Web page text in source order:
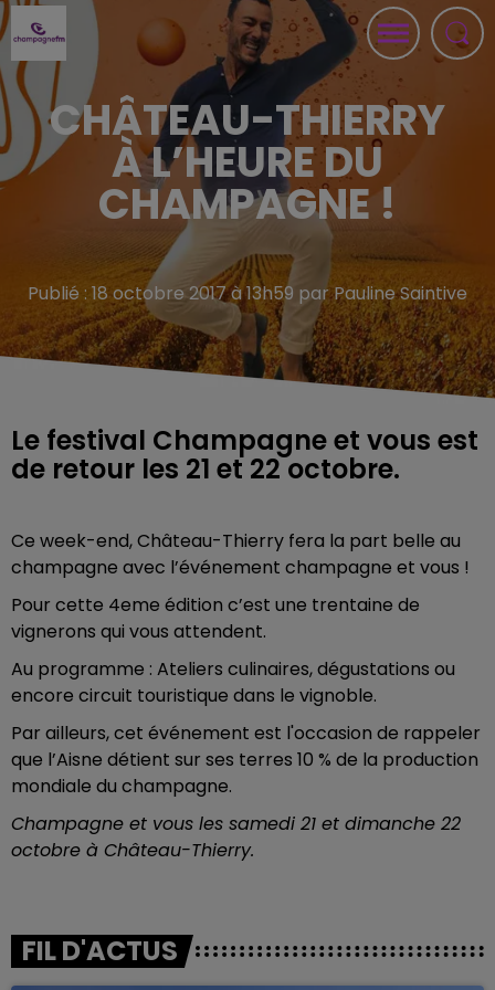
CHÂTEAU-THIERRY
À L’HEURE DU
CHAMPAGNE !
Publié : 18 octobre 2017 à 13h59 par Pauline Saintive
Le festival Champagne et vous est
de retour les 21 et 22 octobre.
Ce week-end, Château-Thierry fera la part belle au
champagne avec l’événement champagne et vous !
Pour cette 4eme édition c’est une trentaine de
vignerons qui vous attendent.
Au programme : Ateliers culinaires, dégustations ou
encore circuit touristique dans le vignoble.
Par ailleurs, cet événement est l'occasion de rappeler
que l’Aisne détient sur ses terres 10 % de la production
mondiale du champagne.
Champagne et vous les samedi 21 et dimanche 22
octobre à Château-Thierry.
FIL D'ACTUS